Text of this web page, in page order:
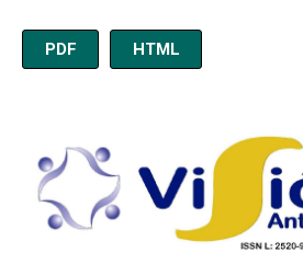
PDF HTML
Imagen de portada